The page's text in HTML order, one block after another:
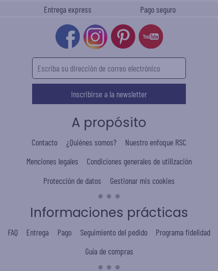
Entrega express Pago seguro
Inscribirse a la newsletter
A propósito
Contacto ¿Quiénes somos?
Nuestro enfoque RSC
Menciones legales
Condiciones generales de utilización
Protección de datos
Gestionar mis cookies
Informaciones prácticas
FAQ Entrega Pago Seguimiento del pedido
Programa fidelidad
Guía de compras